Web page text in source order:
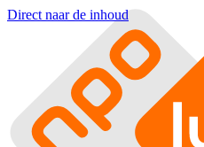
Direct naar de inhoud